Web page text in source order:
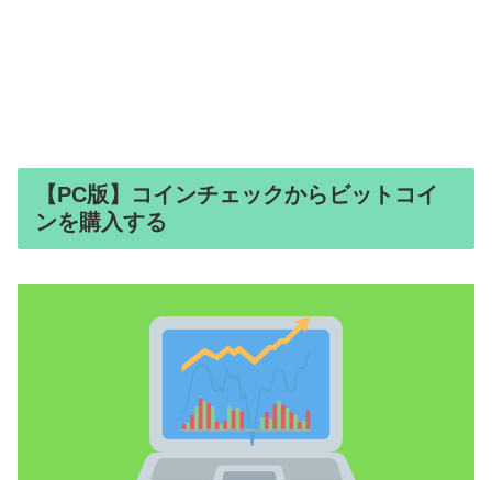
【PC版】コインチェックからビットコイ
ンを購入する